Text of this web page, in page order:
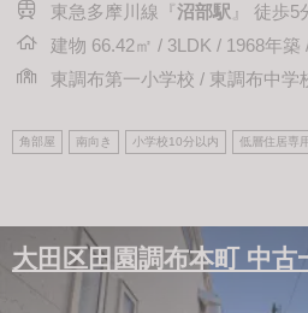
東急多摩川線『沼部駅 』 徒歩5
建物 66.42㎡ / 3LDK / 1968年築
東調布第一小学校 / 東調布中学
角部屋 南向き 小学校10分以内 低層住居専
大田区田園調布本町 中古